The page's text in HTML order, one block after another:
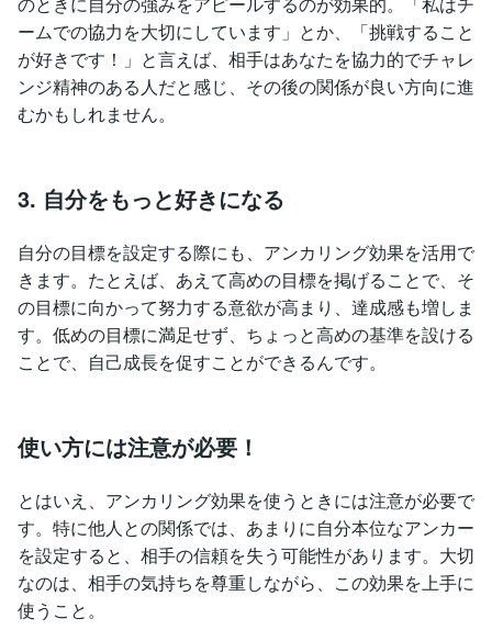
ームでの協力を大切にしています」とか、「挑戦すること
が好きです！」と言えば、相手はあなたを協力的でチャレ
ンジ精神のある人だと感じ、その後の関係が良い方向に進
むかもしれません。
3. 自分をもっと好きになる
自分の目標を設定する際にも、アンカリング効果を活用で
きます。たとえば、あえて高めの目標を掲げることで、そ
の目標に向かって努力する意欲が高まり、達成感も増しま
す。低めの目標に満足せず、ちょっと高めの基準を設ける
ことで、自己成長を促すことができるんです。
使い方には注意が必要！
とはいえ、アンカリング効果を使うときには注意が必要で
す。特に他人との関係では、あまりに自分本位なアンカー
を設定すると、相手の信頼を失う可能性があります。大切
なのは、相手の気持ちを尊重しながら、この効果を上手に
使うこと。